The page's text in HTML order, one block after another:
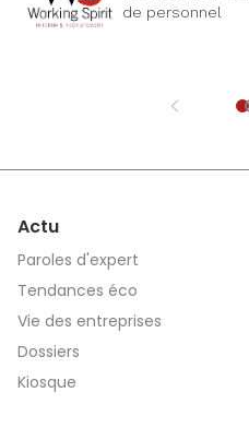
de personnel
Actu
Paroles d'expert
Tendances éco
Vie des entreprises
Dossiers
Kiosque